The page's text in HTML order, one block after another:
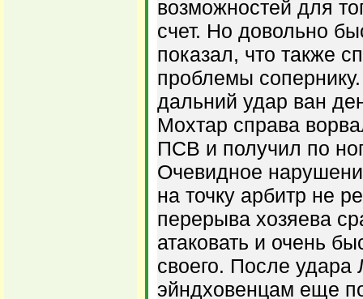
возможностей для
счет. Но довольно
показал, что также
проблемы
дальний удар ван
Мохтар справа
ПСВ и получил по
Очевидное
на точку арбитр не
перерыва хозяева
атаковать и очень
своего. После удара
эйндховенцам еще